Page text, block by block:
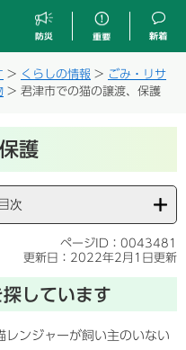
> くらしの情報 > ごみ・リサ
> 君津市での猫の譲渡、保護
護
次
ページID：0043481
更新日：2022年2月1日更新
しています
ンジャーが飼い主のいない